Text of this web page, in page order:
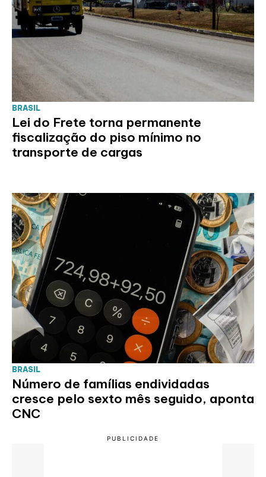
BRASIL
Lei do Frete torna permanente
fiscalização do piso mínimo no
transporte de cargas
BRASIL
Número de famílias endividadas
cresce pelo sexto mês seguido, aponta
CNC